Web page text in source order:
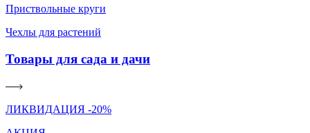
Приствольные круги
Чехлы для растений
Товары для сада и дачи
ЛИКВИДАЦИЯ -20%